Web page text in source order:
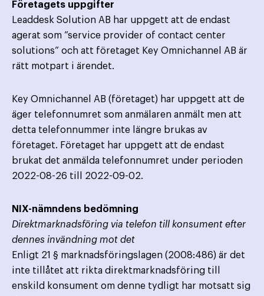
Företagets uppgifter
Leaddesk Solution AB har uppgett att de endast
agerat som ”service provider of contact center
solutions” och att företaget Key Omnichannel AB är
rätt motpart i ärendet.
Key Omnichannel AB (företaget) har uppgett att de
äger telefonnumret som anmälaren anmält men att
detta telefonnummer inte längre brukas av
företaget. Företaget har uppgett att de endast
brukat det anmälda telefonnumret under perioden
2022-08-26 till 2022-09-02.
NIX-nämndens bedömning
Direktmarknadsföring via telefon till konsument efter
dennes invändning mot det
Enligt 21 § marknadsföringslagen (2008:486) är det
inte tillåtet att rikta direktmarknadsföring till
enskild konsument om denne tydligt har motsatt sig